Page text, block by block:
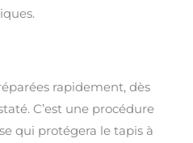
rapidement, dès
C’est une procédure
qui protégera le tapis à